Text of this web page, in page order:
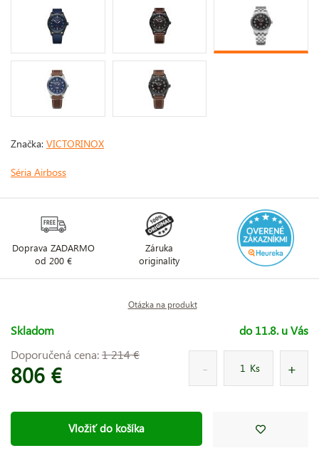
Značka: VICTORINOX
Séria Airboss
Doprava ZADARMO
od 200 €
Záruka
originality
Otázka na produkt
Skladom
do 11.8. u Vás
Doporučená cena:1 214 €
806 € Ks
Vložiť do košíka